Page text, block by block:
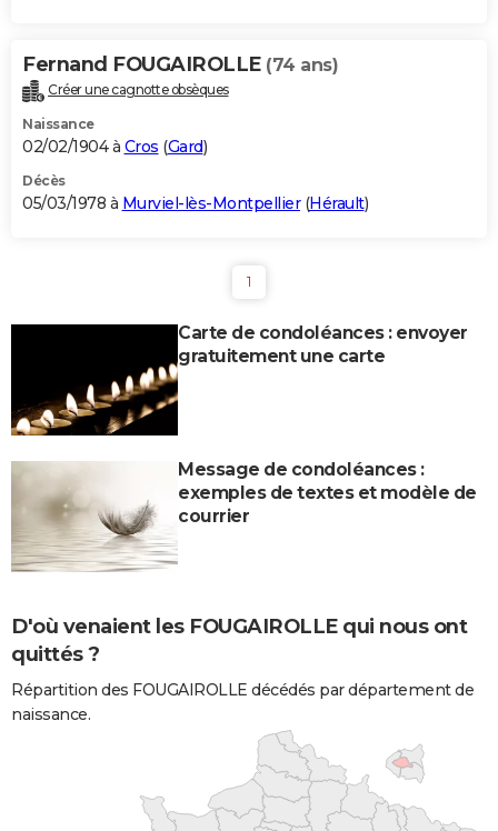
Fernand FOUGAIROLLE (74 ans)
Créer une cagnotte obsèques
Naissance
02/02/1904 à Cros (Gard)
Décès
05/03/1978 à Murviel-lès-Montpellier(Hérault)
1
Carte de condoléances : envoyer
gratuitement une carte
Message de condoléances :
exemples de textes et modèle de
courrier
D'où venaient les FOUGAIROLLE qui nous ont
quittés ?
Répartition des FOUGAIROLLE décédés par département de
naissance.